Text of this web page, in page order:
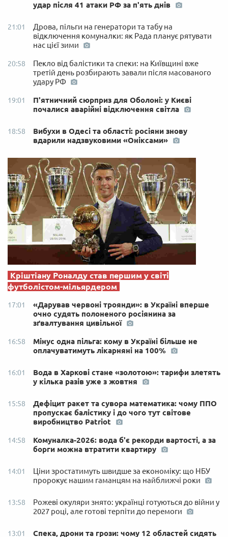
удар після 41 атаки РФ за п'ять днів
21:01
Дрова, пільги на генератори та табу на
відключення комуналки: як Рада планує рятувати
нас цієї зими
20:58
Пекло від балістики та спеки: на Київщині вже
третій день розбирають завали після масованого
удару РФ
19:01
П'ятничний сюрприз для Оболоні: у Києві
почалися аварійні відключення світла
18:58
Вибухи в Одесі та області: росіяни знову
вдарили надзвуковими «Оніксами»
Кріштіану Роналду став першим у світі
футболістом-мільярдером
17:01
«Дарував червоні троянди»: в Україні вперше
очно судять полоненого росіянина за
зґвалтування цивільної
16:58
Мінус одна пільга: кому в Україні більше не
оплачуватимуть лікарняні на 100%
16:01
Вода в Харкові стане «золотою»: тарифи злетять
у кілька разів уже з жовтня
15:58
Дефіцит ракет та сувора математика: чому ППО
пропускає балістику і до чого тут світове
виробництво Patriot
14:58
Комуналка-2026: вода б'є рекорди вартості, а за
борги можна втратити квартиру
14:01
Ціни зростатимуть швидше за економіку: що НБУ
пророкує нашим гаманцям на найближчі роки
13:58
Рожеві окуляри знято: українці готуються до війни у
2027 році, але готові терпіти до перемоги
13:01
Спека, дрони та грози: чому 12 областей сидять